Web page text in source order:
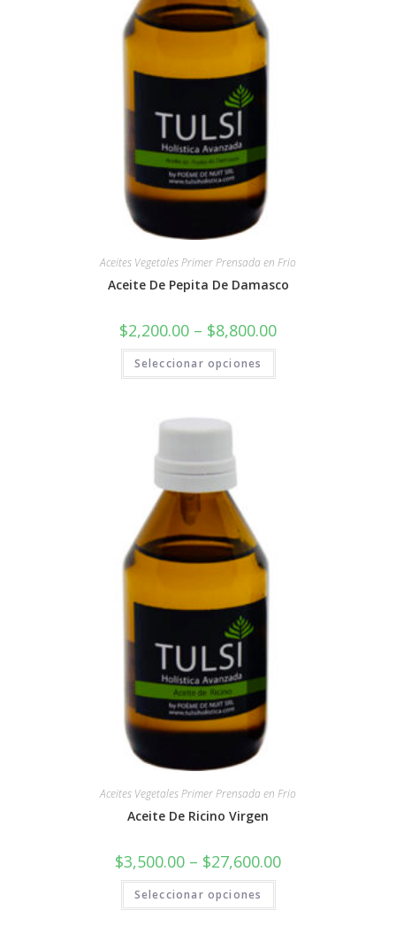
Aceites Vegetales Primer Prensada en Frio
Aceite De Pepita De Damasco
$2,200.00 – $8,800.00
Seleccionar opciones
Aceites Vegetales Primer Prensada en Frio
Aceite De Ricino Virgen
$3,500.00 – $27,600.00
Seleccionar opciones